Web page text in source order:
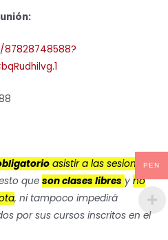
asistir a las sesiones
queson clases libres yno
, ni tampoco impedirá
por sus cursos inscritos en el
PEN